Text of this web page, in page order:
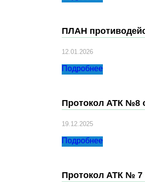
ПЛАН
12.01.2026
Подробнее
Протокол АТК №8
19.12.2025
Подробнее
Протокол АТК № 7